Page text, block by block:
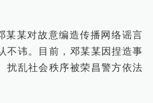
某某对故意编造传播网络谣言
不讳。目前，邓某某因捏造事
扰乱社会秩序被荣昌警方依法